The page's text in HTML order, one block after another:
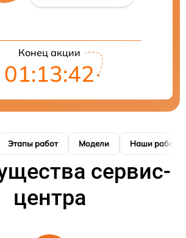
Конец акции
01:13:41
Этапы работ Модели Наши работы
сервис-
центра